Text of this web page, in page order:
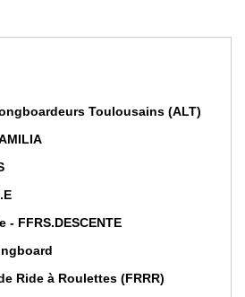
Toulousains (ALT)
FFRS.DESCENTE
Ride à Roulettes (FRRR)